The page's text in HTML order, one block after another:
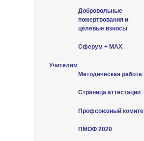
Добровольные
пожертвования и
целевые взносы
Сферум + MAX
Учителям
Методическая работа
Страница аттестации
Профсоюзный
ПМОФ 2020